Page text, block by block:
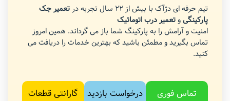
تیم حرفه ای دژآک با بیش از 22 سال تجربه در
تعمیر جک
پارکینگیو تعمیر درب اتوماتیک
امنیت و آرامش را به پارکینگ شما باز می گرداند. همین امروز
تماس بگیرید و مطمئن باشید که بهترین خدمات را دریافت می
کنید.
تماس فوری درخواست بازدید گارانتی قطعات